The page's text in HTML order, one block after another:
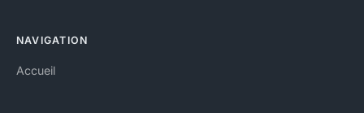
NAVIGATION
Accueil